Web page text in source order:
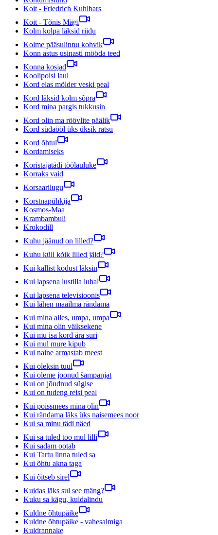
Koit - Friedrich Kuhlbars
Koit - Tõnis Mägi
Kolm kolpa läksid riidu
Kolme pääsulinnu kohvik
Konn astus usinasti mööda teed
Konna kosjad
Koolipoisi laul
Kord elas mölder veski peal
Kord läksid kolm sõpra
Kord mina pargis tukkusin
Kord olin ma röövlite päälik
Kord südaööl üks üksik ratsu
Kord õhtul
Kordamiseks
Koristajatädi töölauluke
Korraks vaid
Korsaarilugu
Korstnapühkija
Kosmos-Maa
Krambambuli
Krokodill
Kuhu jäänud on lilled?
Kuhu küll kõik lilled jäid?
Kui kallist kodust läksin
Kui lapsena lustilla luhal
Kui lapsena televisioonis
Kui lähen maailma rändama
Kui mina alles, umpa, umpa
Kui mina olin väiksekene
Kui mu isa kord ära suri
Kui mul mure kipub
Kui naine armastab meest
Kui oleksin tuul
Kui oleme joonud šampanjat
Kui on jõudnud sügise
Kui on tudeng reisi peal
Kui poissmees mina olin
Kui rändama läks üks naisemees noor
Kui sa minu tädi näed
Kui sa tuled too mul lilli
Kui sadam ootab
Kui Tartu linna tuled sa
Kui õhtu akna taga
Kui õitseb sirel
Kuidas läks sul see mäng?
Kuku sa kägu, kuldalindu
Kuldne õhtupäike
Kuldne õhtupäike - vahesalmiga
Kuldrannake